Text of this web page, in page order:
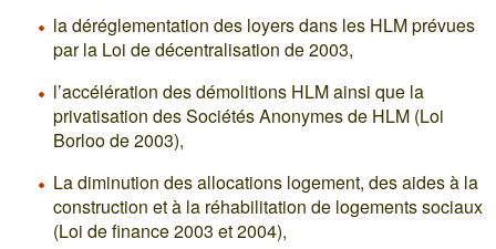
la déréglementation des loyers dans les HLM prévues
par la Loi de décentralisation de 2003,
l’accélération des démolitions HLM ainsi que la
privatisation des Sociétés Anonymes de HLM (Loi
Borloo de 2003),
La diminution des allocations logement, des aides à la
construction et à la réhabilitation de logements sociaux
(Loi de finance 2003 et 2004),